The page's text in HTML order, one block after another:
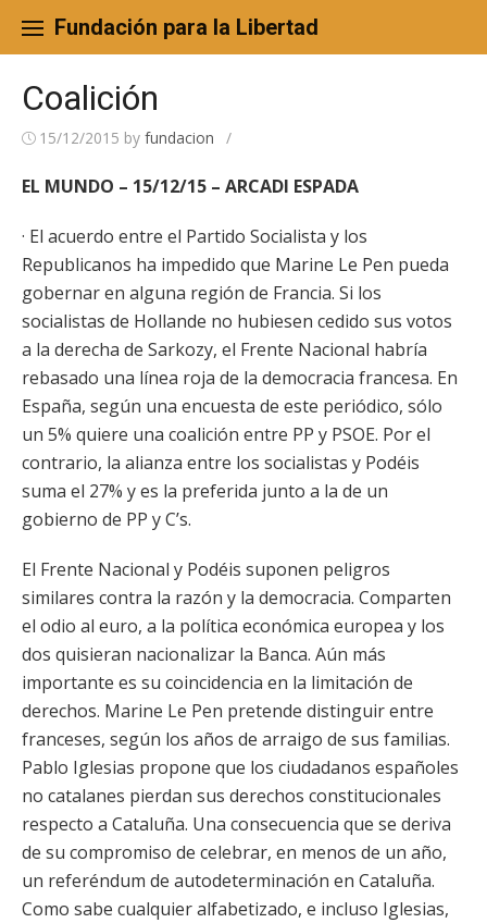
content
Fundación para la Libertad
Coalición
15/12/2015 by fundacion /
EL MUNDO – 15/12/15 – ARCADI ESPADA
· El acuerdo entre el Partido Socialista y los
Republicanos ha impedido que Marine Le Pen pueda
gobernar en alguna región de Francia. Si los
socialistas de Hollande no hubiesen cedido sus votos
a la derecha de Sarkozy, el Frente Nacional habría
rebasado una línea roja de la democracia francesa. En
España, según una encuesta de este periódico, sólo
un 5% quiere una coalición entre PP y PSOE. Por el
contrario, la alianza entre los socialistas y Podéis
suma el 27% y es la preferida junto a la de un
gobierno de PP y C’s.
El Frente Nacional y Podéis suponen peligros
similares contra la razón y la democracia. Comparten
el odio al euro, a la política económica europea y los
dos quisieran nacionalizar la Banca. Aún más
importante es su coincidencia en la limitación de
derechos. Marine Le Pen pretende distinguir entre
franceses, según los años de arraigo de sus familias.
Pablo Iglesias propone que los ciudadanos españoles
no catalanes pierdan sus derechos constitucionales
respecto a Cataluña. Una consecuencia que se deriva
de su compromiso de celebrar, en menos de un año,
un referéndum de autodeterminación en Cataluña.
Como sabe cualquier alfabetizado, e incluso Iglesias,